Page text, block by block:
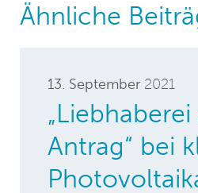
Ähnliche
13. September 2021
Antrag“ bei